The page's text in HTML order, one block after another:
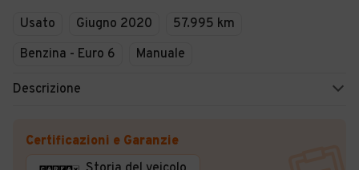
Usato Giugno 2020
57.995 km
Benzina - Euro 6
Manuale
Descrizione
Certificazioni e Garanzie